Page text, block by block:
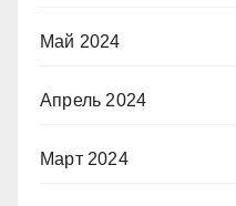
Май 2024
Апрель 2024
Март 2024